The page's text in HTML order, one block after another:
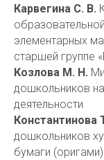
Карвегина С. В.
элементарных
старшей группе
Козлова М. Н.
дошкольников
деятельности
Константинова
дошкольников
бумаги